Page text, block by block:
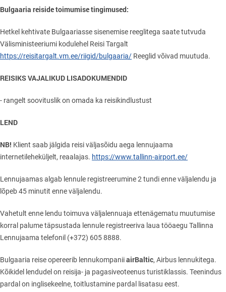
Bulgaaria reiside toimumise tingimused:
Hetkel kehtivate Bulgaariasse sisenemise reeglitega saate tutvuda
Välisministeeriumi kodulehel Reisi Targalt
https://reisitargalt.vm.ee/riigid/bulgaaria/ Reeglid võivad muutuda.
REISIKS VAJALIKUD LISADOKUMENDID
- rangelt soovituslik on omada ka reisikindlustust
LEND
NB! Klient saab jälgida reisi väljasõidu aega lennujaama
internetileheküljelt, reaalajas. https://www.tallinn-airport.ee/
Lennujaamas algab lennule registreerumine 2 tundi enne väljalendu ja
lõpeb 45 minutit enne väljalendu.
Vahetult enne lendu toimuva väljalennuaja ettenägematu muutumise
korral palume täpsustada lennule registreeriva laua tööaegu Tallinna
Lennujaama telefonil (+372) 605 8888.
Bulgaaria reise opereerib lennukompaniiairBaltic, Airbus lennukitega.
Kõikidel lendudel on reisija- ja pagasiveoteenus turistiklassis. Teenindus
pardal on inglisekeelne, toitlustamine pardal lisatasu eest.